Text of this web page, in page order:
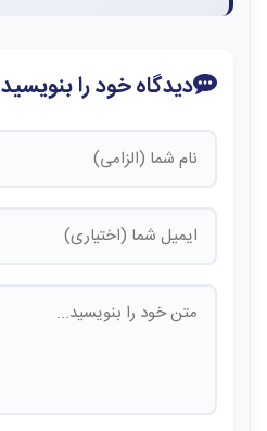
دیدگاه خود را بنویسید